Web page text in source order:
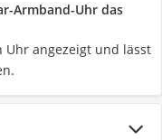
Armband-Uhr das
Uhr angezeigt und lässt